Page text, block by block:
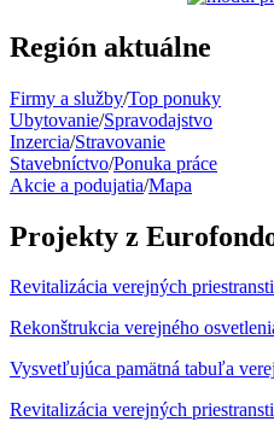
Región aktuálne
Firmy a služby/Top ponuky
Ubytovanie/Spravodajstvo
Inzercia/Stravovanie
Stavebníctvo/Ponuka práce
Akcie a podujatia/Mapa
Projekty z
Revitalizácia verejných
Rekonštrukcia verejného
Vysvetľujúca pamätná tabuľa
Revitalizácia verejných